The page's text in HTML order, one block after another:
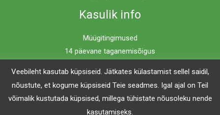
Kasulik info
Müügitingimused
14 päevane taganemisõigus
Copyright © 2026 Mööblimaailm | Powered by Mööblimaailm
Veebileht kasutab küpsiseid. Jätkates külastamist sellel saidil,
nõustute, et kogume küpsiseid Teie seadmes. Igal ajal on Teil
võimalik kustutada küpsised, millega tühistate nõusoleku nende
kasutamiseks.